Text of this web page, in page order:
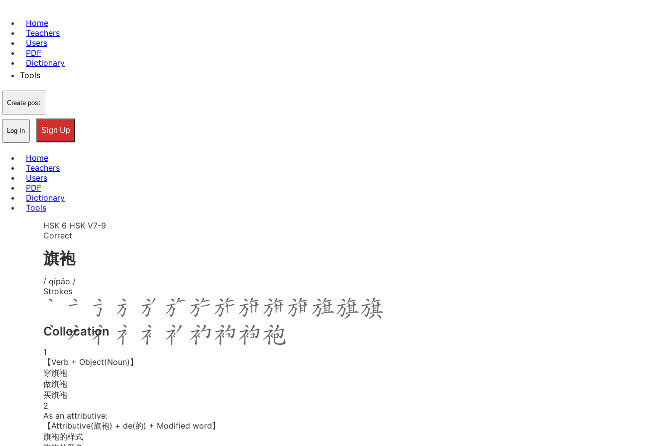
Home
Teachers
Users
PDF
Dictionary
Tools
Create post
Log In Sign Up
Home
Teachers
Users
PDF
Dictionary
Tools
HSK 6 HSK V7-9
Correct
旗袍
/ qípáo /
Strokes
Collocation
1
【Verb + Object(Noun)】
穿旗袍
做旗袍
买旗袍
2
As an attributive:
【Attributive(旗袍) + de(的) + Modified word】
旗袍的样式